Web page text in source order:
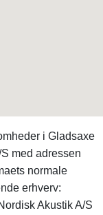
i Gladsaxe
med adressen
normale
erhverv:
Akustik A/S